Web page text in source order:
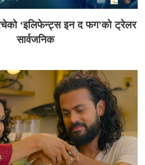
‘इलिफेन्ट्स इन द फग’को ट्रेलर
सार्वजनिक